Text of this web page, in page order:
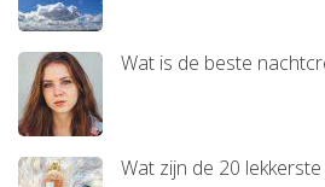
Wat is de beste
Wat zijn de 20